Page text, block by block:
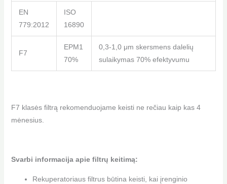
EN
779:2012
ISO
16890
F7
EPM1
70%
0,3-1,0 μm skersmens dalelių
sulaikymas 70% efektyvumu
F7 klasės filtrą rekomenduojame keisti ne rečiau kaip kas 4
mėnesius.
Svarbi informacija apie filtrų keitimą:
Rekuperatoriaus filtrus būtina keisti, kai įrenginio